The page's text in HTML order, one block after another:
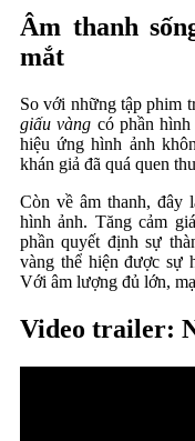
Âm thanh
mắt
So với những tập phim
giấu vàng có phần
hiệu ứng hình ảnh
khán giả đã quá quen
Còn về âm thanh, đây
hình ảnh. Tăng cảm
phần quyết định sự
vàng thể hiện được sự
Với âm lượng đủ lớn,
Video trailer: